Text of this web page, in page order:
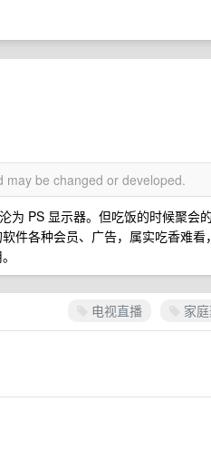
be changed or developed.
为 PS 显示器。但吃饭的时候聚会
件各种会员、广告，属实吃香难
电视直播 家